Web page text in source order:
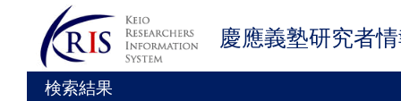
慶應義塾研究者
検索結果